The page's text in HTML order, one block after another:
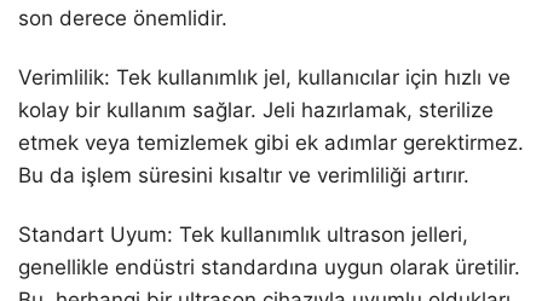
son derece önemlidir.
Verimlilik: Tek kullanımlık jel, kullanıcılar için hızlı ve
kolay bir kullanım sağlar. Jeli hazırlamak, sterilize
etmek veya temizlemek gibi ek adımlar gerektirmez.
Bu da işlem süresini kısaltır ve verimliliği artırır.
Standart Uyum: Tek kullanımlık ultrason jelleri,
genellikle endüstri standardına uygun olarak üretilir.